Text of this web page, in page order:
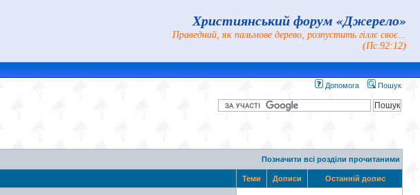
Християнський форум «Джерело»
Праведний, як пальмове дерево, розпустить гіллє своє...
(Пс.92:12)
Допомога Пошук
Позначити всі розділи прочитаними
Теми Дописи Останній допис